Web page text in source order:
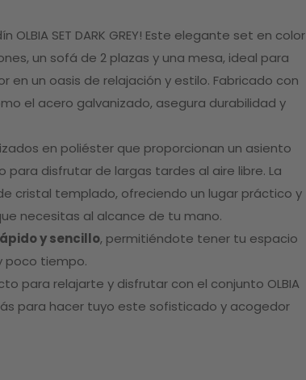
OLBIA SET DARK GREY! Este elegante set en color
un sofá de 2 plazas y una mesa, ideal para
en un oasis de relajación y estilo. Fabricado con
el acero galvanizado, asegura durabilidad y
en poliéster que proporcionan un asiento
disfrutar de largas tardes al aire libre. La
cristal templado, ofreciendo un lugar práctico y
necesitas al alcance de tu mano.
y sencillo, permitiéndote tener tu espacio
poco tiempo.
para relajarte y disfrutar con el conjunto OLBIA
más para hacer tuyo este sofisticado y acogedor